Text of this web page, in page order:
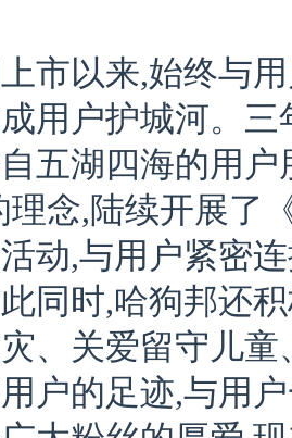
市以来,始终与
用户护城河。三
五湖四海的用户
理念,陆续开展了
动,与用户紧密
同时,哈狗邦还
、关爱留守儿
户的足迹,与用